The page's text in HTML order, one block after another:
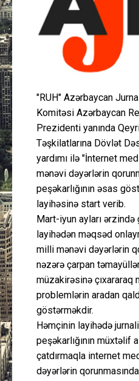
"RUH" Azərbaycan
Komitəsi Azərbaycan
Prezidenti yanında
Təşkilatlarına Dövlət
yardımı ilə "İnternet
mənəvi dəyərlərin
peşəkarlığının əsas
layihəsinə start verib.
Mart-iyun ayları
layihədən məqsəd
milli mənəvi dəyərlərin
nəzərə çarpan
müzakirəsinə
problemlərin aradan
göstərməkdir.
Həmçinin layihədə
peşəkarlığının
çatdırmaqla internet
dəyərlərin